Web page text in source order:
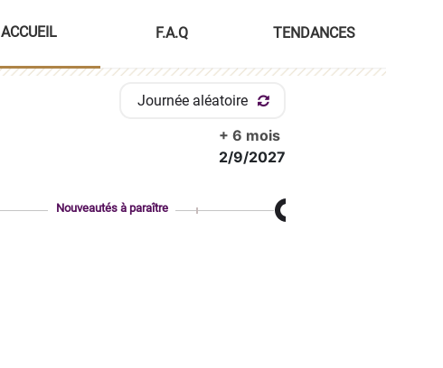
ACCUEIL F.A.Q TENDANCES
Journée aléatoire
+ 6 mois
2/9/2027
Nouveautés à paraître